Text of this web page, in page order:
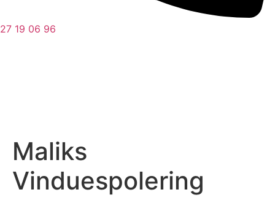
27 19 06 96
Maliks
Vinduespolering